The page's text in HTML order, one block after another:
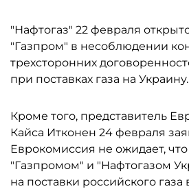
"Нафтогаз" 22 февраля
"Газпром" в несоблюдении
трехсторонних
при поставках газа на Украину.
Кроме того, представитель
Кайса Итконен 24 февраля
Еврокомиссия не ожидает,
"Газпромом" и "Нафтогазом
на поставки российского